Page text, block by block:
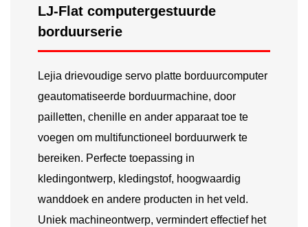
LJ-Flat computergestuurde
borduurserie
Lejia drievoudige servo platte borduurcomputer
geautomatiseerde borduurmachine, door
pailletten, chenille en ander apparaat toe te
voegen om multifunctioneel borduurwerk te
bereiken. Perfecte toepassing in
kledingontwerp, kledingstof, hoogwaardig
wanddoek en andere producten in het veld.
Uniek machineontwerp, vermindert effectief het